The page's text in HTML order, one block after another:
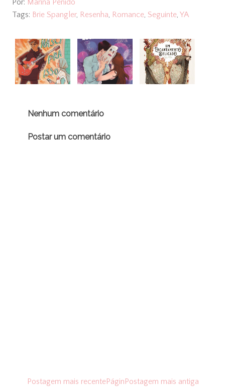
Por: Marina Penido
Tags: Brie Spangler, Resenha, Romance, Seguinte, YA
Nenhum comentário
Postar um comentário
Postagem mais recente Postagem mais antiga
Págin